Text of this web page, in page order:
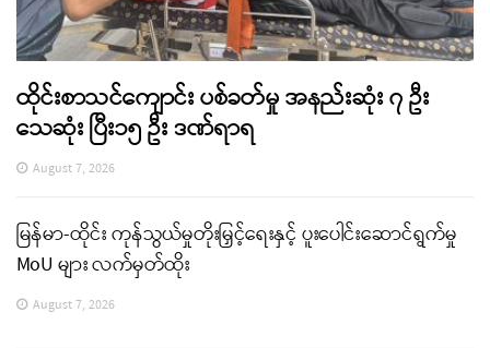
ထိုင်းစာသင်ကျောင်း ပစ်ခတ်မှု အနည်းဆုံး ၇ ဦး
သေဆုံး ပြီး၁၅ ဦး ဒဏ်ရာရ
August 7, 2026
မြန်မာ-ထိုင်း ကုန်သွယ်မှုတိုးမြှင့်ရေးနှင့် ပူးပေါင်းဆောင်ရွက်မှု
MoU များ လက်မှတ်ထိုး
August 7, 2026